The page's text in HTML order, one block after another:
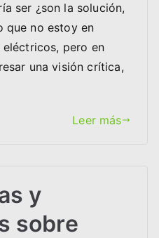
ser ¿son la solución,
que no estoy en
pero en
una visión crítica,
Leer más
y
sobre